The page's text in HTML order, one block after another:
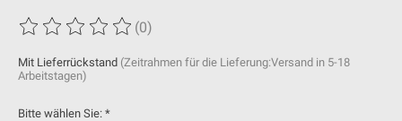
Die Bewertung dieses Produkts ist
(0)
Mit Lieferrückstand (Zeitrahmen für die Lieferung:Versand in 5-18
Arbeitstagen)
Bitte wählen Sie: *